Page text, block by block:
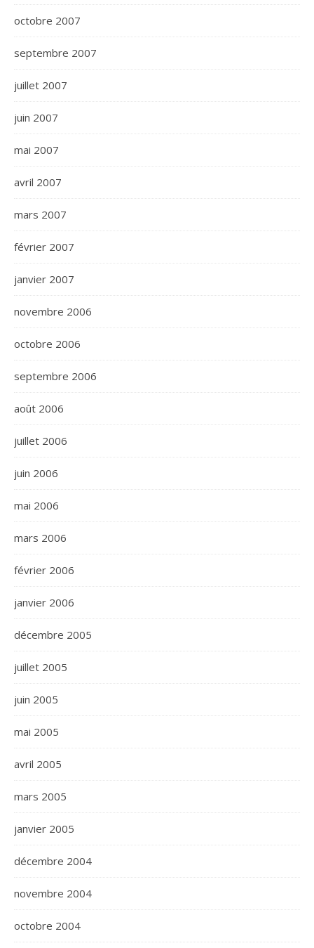
octobre 2007
septembre 2007
juillet 2007
juin 2007
mai 2007
avril 2007
mars 2007
février 2007
janvier 2007
novembre 2006
octobre 2006
septembre 2006
août 2006
juillet 2006
juin 2006
mai 2006
mars 2006
février 2006
janvier 2006
décembre 2005
juillet 2005
juin 2005
mai 2005
avril 2005
mars 2005
janvier 2005
décembre 2004
novembre 2004
octobre 2004